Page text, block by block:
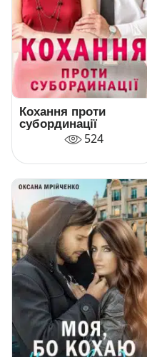
Кохання проти
субординації
524